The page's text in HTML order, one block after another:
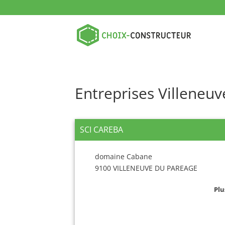
Entreprises
SCI CAREBA
domaine Cabane
9100 VILLENEUVE DU PAREAGE